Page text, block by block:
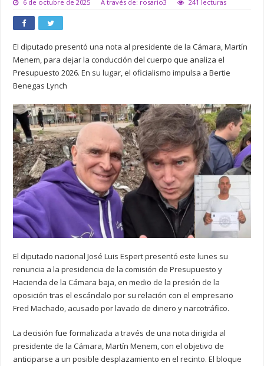
6 de octubre de 2025 A través de: rosario3 241 lecturas
El diputado presentó una nota al presidente de la Cámara, Martín
Menem, para dejar la conducción del cuerpo que analiza el
Presupuesto 2026. En su lugar, el oficialismo impulsa a Bertie
Benegas Lynch
El diputado nacional José Luis Espert presentó este lunes su
renuncia a la presidencia de la comisión de Presupuesto y
Hacienda de la Cámara baja, en medio de la presión de la
oposición tras el escándalo por su relación con el empresario
Fred Machado, acusado por lavado de dinero y narcotráfico.
La decisión fue formalizada a través de una nota dirigida al
presidente de la Cámara, Martín Menem, con el objetivo de
anticiparse a un posible desplazamiento en el recinto. El bloque